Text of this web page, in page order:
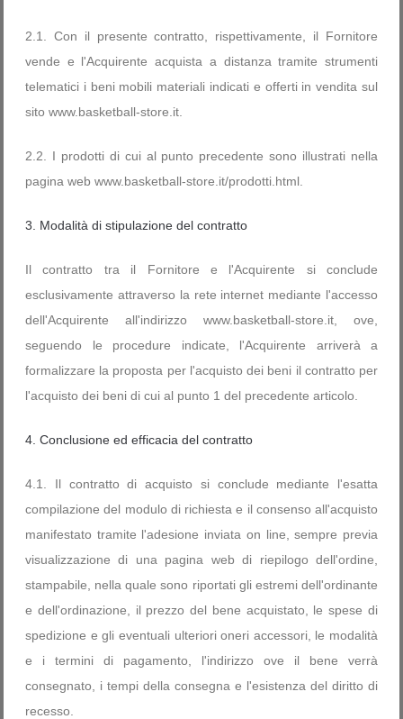
2.1. Con il presente contratto, rispettivamente, il Fornitore
vende e l'Acquirente acquista a distanza tramite strumenti
telematici i beni mobili materiali indicati e offerti in vendita sul
sito www.basketball-store.it.
2.2. I prodotti di cui al punto precedente sono illustrati nella
pagina web www.basketball-store.it/prodotti.html.
3. Modalità di stipulazione del contratto
Il contratto tra il Fornitore e l'Acquirente si conclude
esclusivamente attraverso la rete internet mediante l'accesso
dell'Acquirente all'indirizzo www.basketball-store.it, ove,
seguendo le procedure indicate, l'Acquirente arriverà a
formalizzare la proposta per l'acquisto dei beni il contratto per
l'acquisto dei beni di cui al punto 1 del precedente articolo.
4. Conclusione ed efficacia del contratto
4.1. Il contratto di acquisto si conclude mediante l'esatta
compilazione del modulo di richiesta e il consenso all'acquisto
manifestato tramite l'adesione inviata on line, sempre previa
visualizzazione di una pagina web di riepilogo dell'ordine,
stampabile, nella quale sono riportati gli estremi dell'ordinante
e dell'ordinazione, il prezzo del bene acquistato, le spese di
spedizione e gli eventuali ulteriori oneri accessori, le modalità
e i termini di pagamento, l'indirizzo ove il bene verrà
consegnato, i tempi della consegna e l'esistenza del diritto di
recesso.